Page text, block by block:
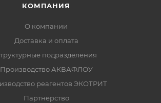
КОМПАНИЯ
О компании
Доставка и оплата
подразделения
Производство АКВАФЛОУ
реагентов ЭКОТРИТ
Партнерство